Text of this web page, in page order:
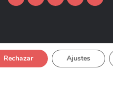
Rechazar Ajustes